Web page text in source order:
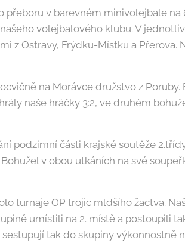
přeboru v barevném minivolejbale na
volejbalového klubu. V
z Ostravy, Frýdku-Místku a
na Morávce družstvo z Poruby.
naše hráčky 3:2, ve druhém
podzimní části krajské soutěže 2.třídy
v obou utkáních na své
turnaje OP trojic mldšího žactva.
umístili na 2. místě a postoupili
tak do skupiny výkonnostně